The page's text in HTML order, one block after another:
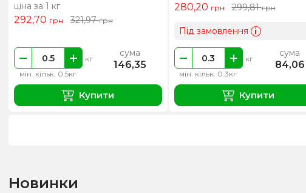
ціна за 1 кг
292,70 грн 321,97грн
мін. кільк. 0.5кг
кг сума
146,35
Купити
280,20 грн 299,81грн
Під замовлення i
мін. кільк. 0.3кг
кг сума
84,06
Купити
Новинки